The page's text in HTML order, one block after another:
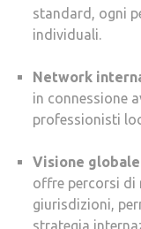
standard, ogni
individuali.
Network
in connessione
professionisti
Visione globale
offre percorsi di
giurisdizioni,
strategia